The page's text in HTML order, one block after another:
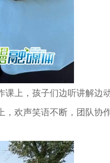
上，孩子们边听讲解边
欢声笑语不断，团队协